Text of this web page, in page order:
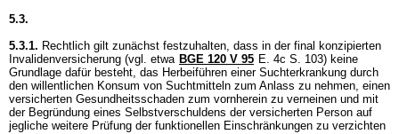
5.3.
5.3.1. Rechtlich gilt zunächst festzuhalten, dass in der final konzipierten
Invalidenversicherung (vgl. etwa BGE 120 V 95 E. 4c S. 103) keine
Grundlage dafür besteht, das Herbeiführen einer Suchterkrankung durch
den willentlichen Konsum von Suchtmitteln zum Anlass zu nehmen, einen
versicherten Gesundheitsschaden zum vornherein zu verneinen und mit
der Begründung eines Selbstverschuldens der versicherten Person auf
jegliche weitere Prüfung der funktionellen Einschränkungen zu verzichten